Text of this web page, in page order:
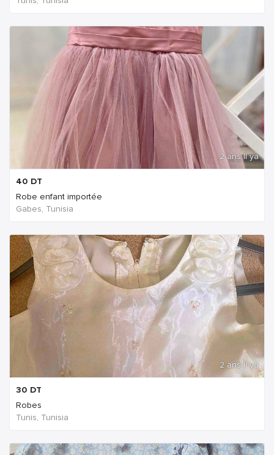
2 ans Il ya
40 DT
Robe enfant importée
Gabes, Tunisia
2 ans Il ya
30 DT
Robes
Tunis, Tunisia